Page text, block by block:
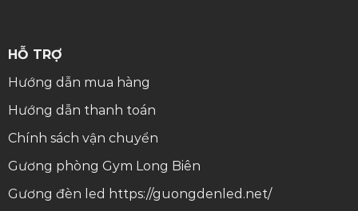
HỖ TRỢ
Hướng dẫn mua hàng
Hướng dẫn thanh toán
Chính sách vận chuyển
Gương phòng Gym Long Biên
Gương đèn led https://guongdenled.net/